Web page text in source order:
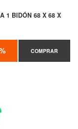
1 BIDÓN 68 X 68 X
COMPRAR